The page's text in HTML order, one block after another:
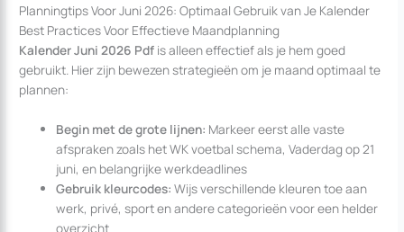
Planningtips Voor Juni 2026: Optimaal Gebruik van Je Kalender
Best Practices Voor Effectieve Maandplanning
Kalender Juni 2026 Pdf is alleen effectief als je hem goed
gebruikt. Hier zijn bewezen strategieën om je maand optimaal te
plannen:
Begin met de grote lijnen: Markeer eerst alle vaste
afspraken zoals het WK voetbal schema, Vaderdag op 21
juni, en belangrijke werkdeadlines
Gebruik kleurcodes:Wijs verschillende kleuren toe aan
werk, privé, sport en andere categorieën voor een helder
overzicht